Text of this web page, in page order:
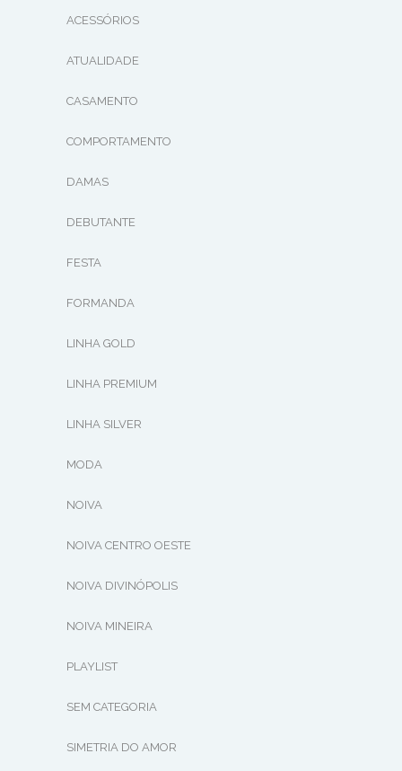
ACESSÓRIOS
ATUALIDADE
CASAMENTO
COMPORTAMENTO
DAMAS
DEBUTANTE
FESTA
FORMANDA
LINHA GOLD
LINHA PREMIUM
LINHA SILVER
MODA
NOIVA
NOIVA CENTRO OESTE
NOIVA DIVINÓPOLIS
NOIVA MINEIRA
PLAYLIST
SEM CATEGORIA
SIMETRIA DO AMOR